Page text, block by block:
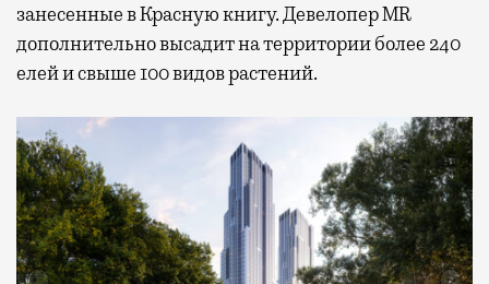
занесенные в Красную книгу. Девелопер MR
дополнительно высадит на территории более 240
елей и свыше 100 видов растений.